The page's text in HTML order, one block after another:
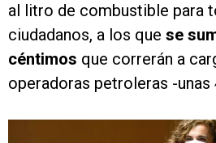
al litro de combustible para
ciudadanos, a los que se
céntimos que correrán a
operadoras petroleras -unas